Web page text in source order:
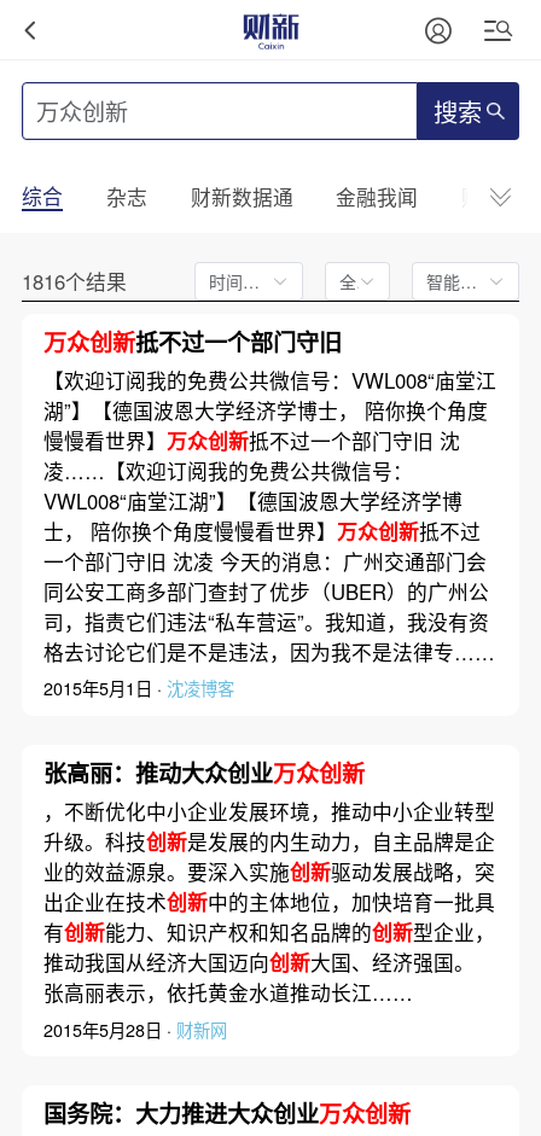
搜索
综合 杂志 财新数据通 金融我闻 财新
1816个结果 时间不限 全文 智能排序
万众创新抵不过一个部门守旧
【欢迎订阅我的免费公共微信号：VWL008“庙堂江
湖”】【德国波恩大学经济学博士， 陪你换个角度
慢慢看世界】 万众创新抵不过一个部门守旧 沈
凌……【欢迎订阅我的免费公共微信号：
VWL008“庙堂江湖”】【德国波恩大学经济学博
士， 陪你换个角度慢慢看世界】 万众创新抵不过
一个部门守旧 沈凌 今天的消息：广州交通部门会
同公安工商多部门查封了优步（UBER）的广州公
司，指责它们违法“私车营运”。我知道，我没有资
格去讨论它们是不是违法，因为我不是法律专……
2015年5月1日 · 沈凌博客
张高丽：推动大众创业万众创新
，不断优化中小企业发展环境，推动中小企业转型
升级。科技创新是发展的内生动力，自主品牌是企
业的效益源泉。要深入实施创新驱动发展战略，突
出企业在技术创新中的主体地位，加快培育一批具
有创新能力、知识产权和知名品牌的创新型企业，
推动我国从经济大国迈向创新大国、经济强国。
张高丽表示，依托黄金水道推动长江……
2015年5月28日 · 财新网
国务院：大力推进大众创业万众创新